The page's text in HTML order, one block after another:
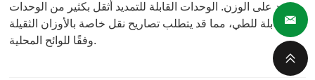
تعتمد على الوزن. الوحدات القابلة للتمديد أثقل بكثير من الوحدات
القابلة للطي، مما قد يتطلب تصاريح نقل خاصة بالأوزان الثقيلة
وفقًا للوائح المحلية.